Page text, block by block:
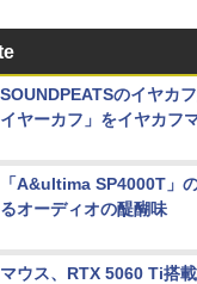
SOUNDPEATSのイヤカ
イヤーカフ」をイヤカフ
「A&ultima SP4000T」
るオーディオの醍醐味
マウス、RTX 5060 Ti搭